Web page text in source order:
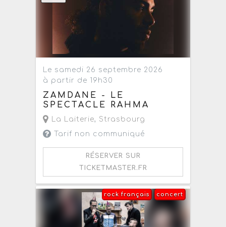
Le samedi 26 septembre 2026
à partir de 19h30
ZAMDANE - LE
SPECTACLE RAHMA
La Laiterie, Strasbourg
Tarif non communiqué
RÉSERVER SUR
TICKETMASTER.FR
concert
rock français